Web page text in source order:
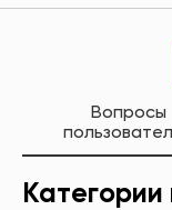
Вопросы